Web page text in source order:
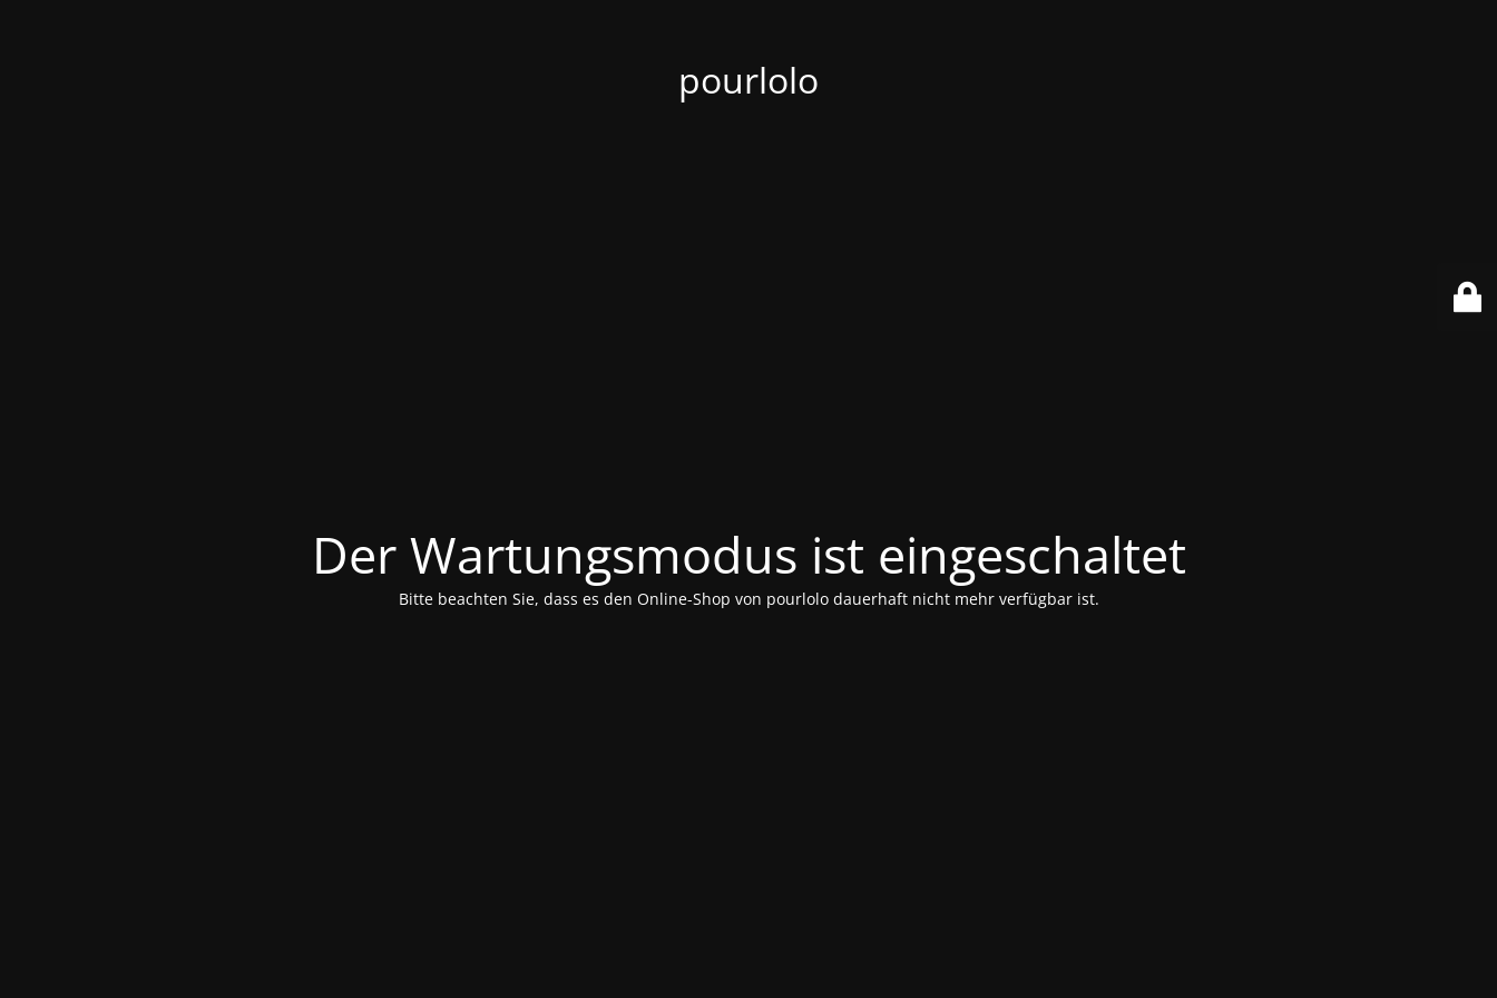
pourlolo
Der Wartungsmodus ist eingeschaltet
Bitte beachten Sie, dass es den Online-Shop von pourlolo dauerhaft nicht mehr verfügbar ist.